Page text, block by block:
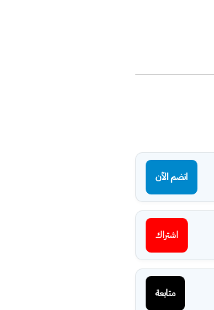
انضم الآن
اشتراك
متابعة